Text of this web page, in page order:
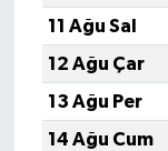
11 Ağu Sal
12 Ağu Çar
13 Ağu Per
14 Ağu Cum